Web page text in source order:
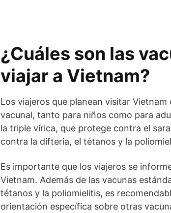
¿Cuáles son las
viajar a Vietnam?
Los viajeros que planean visitar
vacunal, tanto para niños como para
la triple vírica, que protege contra el
contra la difteria, el tétanos y la
Es importante que los viajeros se
Vietnam. Además de las vacunas
tétanos y la poliomielitis, es
orientación específica sobre otras